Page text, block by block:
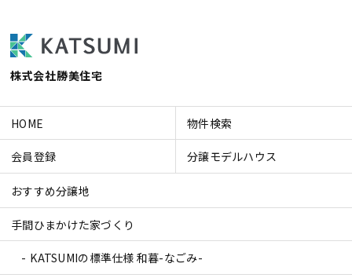
株式会社勝美住宅
HOME 物件検索
会員登録 分譲モデルハウス
おすすめ分譲地
手間ひまかけた家づくり
KATSUMIの標準仕様 和暮-なごみ-